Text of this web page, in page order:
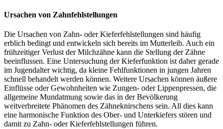
Ursachen von Zahnfehlstellungen
Die Ursachen von Zahn- oder Kieferfehlstellungen sind häufig
erblich bedingt und entwickeln sich bereits im Mutterleib. Auch ein
frühzeitiger Verlust der Milchzähne kann die Stellung der Zähne
beeinflussen. Eine Untersuchung der Kieferfunktion ist daher gerade
im Jugendalter wichtig, da kleine Fehlfunktionen in jungen Jahren
schnell behandelt werden können. Weitere Ursachen können äußere
Einflüsse oder Gewohnheiten wie Zungen- oder Lippenpressen, die
allgemeine Mundatmung sowie das in der Bevölkerung
weitverbreitete Phänomen des Zähneknirschens sein. All dies kann
eine harmonische Funktion des Ober- und Unterkiefers stören und
damit zu Zahn- oder Kieferfehlstellungen führen.